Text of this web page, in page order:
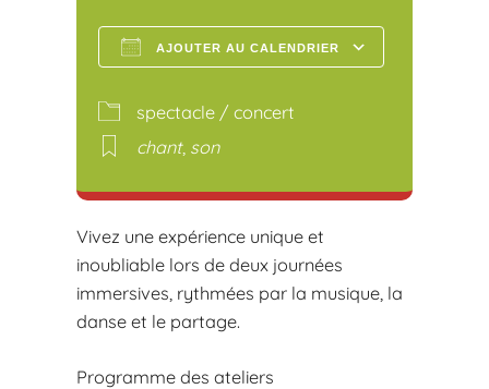
AJOUTER AU CALENDRIER
spectacle / concert
chant, son
Vivez une expérience unique et
inoubliable lors de deux journées
immersives, rythmées par la musique, la
danse et le partage.
Programme des ateliers